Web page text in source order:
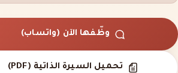
وظّفها الآن (واتساب)
تحميل السيرة الذاتية (PDF)